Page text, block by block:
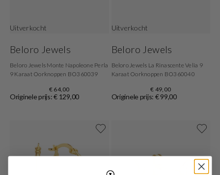
Uitverkocht
Beloro Jewels
Beloro Jewels Monte Napoleone Perla
9 Karaat Oorknoppen BO360039
€ 64,00
Originele prijs: € 129,00
Uitverkocht
Beloro Jewels
Beloro Jewels La Rinascente Velia 9
Karaat Oorknoppen BO360040
€ 49,00
Originele prijs: € 99,00